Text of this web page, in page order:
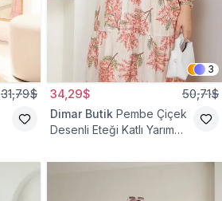
31,79$
3
34,29$ 50,71$
Dimar Butik Pembe Çiçek
Desenli Eteği Katlı Yarım